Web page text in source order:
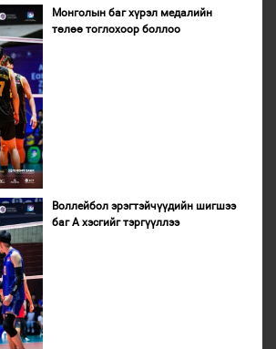
Монголын баг хүрэл медалийн
төлөө тоглохоор боллоо
Воллейбол эрэгтэйчүүдийн шигшээ
баг А хэсгийг тэргүүллээ